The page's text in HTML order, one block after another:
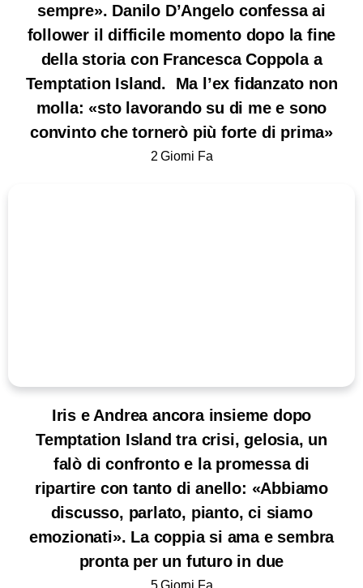
sempre». Danilo D’Angelo confessa ai
follower il difficile momento dopo la fine
della storia con Francesca Coppola a
Temptation Island. Ma l’ex fidanzato non
molla: «sto lavorando su di me e sono
convinto che tornerò più forte di prima»
2 Giorni Fa
Iris e Andrea ancora insieme dopo
Temptation Island tra crisi, gelosia, un
falò di confronto e la promessa di
ripartire con tanto di anello: «Abbiamo
discusso, parlato, pianto, ci siamo
emozionati». La coppia si ama e sembra
pronta per un futuro in due
5 Giorni Fa